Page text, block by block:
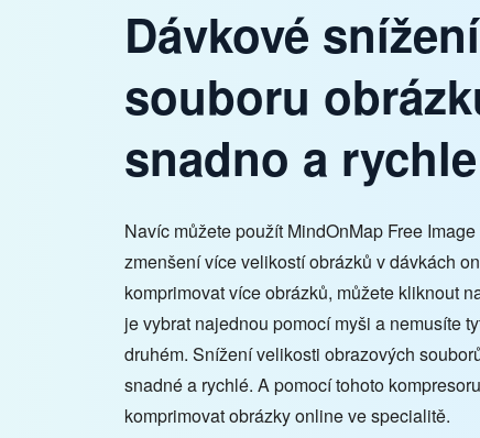
Dávkové
souboru
snadno a rychle
Navíc můžete použít MindOnMap Free
zmenšení více velikostí obrázků v dávkách
komprimovat více obrázků, můžete kliknout
je vybrat najednou pomocí myši a nemusíte
druhém. Snížení velikosti obrazových
snadné a rychlé. A pomocí tohoto
komprimovat obrázky online ve specialitě.